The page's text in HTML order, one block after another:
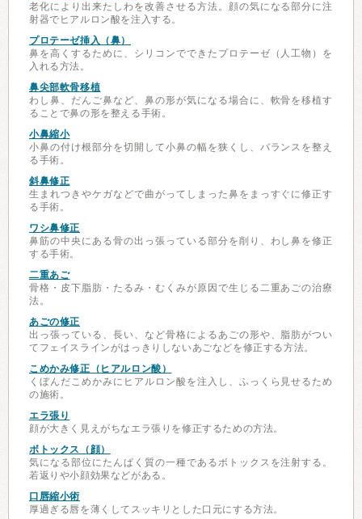
老化により出来たしわを改善させる方法。顔の気になる部分に注
射器でヒアルロン酸を注入する。
プロテーゼ挿入（鼻）
鼻を高くするために、シリコンでできたプロテーゼ（人工物）を
入れる方法。
鼻尖部軟骨移植
わし鼻、だんご鼻など、鼻の形が気になる場合に、軟骨を移植す
ることで鼻の形を整える手術。
小鼻縮小
小鼻の付け根部分を切開して小鼻の幅を狭くし、バランスを整え
る手術。
斜鼻修正
生まれつきやケガなどで曲がってしまった鼻をまっすぐに修正す
る手術。
ワシ鼻修正
鼻筋の中央にある骨の出っ張っている部分を削り、わし鼻を修正
する手術。
二重あご
骨格・皮下脂肪・たるみ・むくみが原因で生じる二重あごの治療
法。
あごの修正
出っ張っている、長い、など骨格によるあごの形や、脂肪がつい
てフェイスラインがはっきりしないあごなどを修正する方法。
こめかみ修正（ヒアルロン酸）
くぼんだこめかみにヒアルロン酸を注入し、ふっくら見せるため
の施術。
エラ張り
顔が大きく見えがちなエラ張りを修正するための方法。
ボトックス（顔）
気になる部位にたんぱく質の一種であるボトックスを注射する。
若返りや小顔効果などがある。
口唇縮小術
厚過ぎる唇を薄くしてスッキリとした口元にする方法。